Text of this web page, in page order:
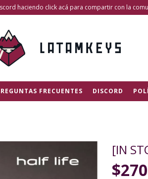
haciendo click acá para compartir con la
FRECUENTES DISCORD
[IN